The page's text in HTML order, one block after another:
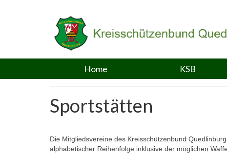
Home KSB
Sportstätten
Die Mitgliedsvereine des Kreisschützenbund
alphabetischer Reihenfolge inklusive der möglichen